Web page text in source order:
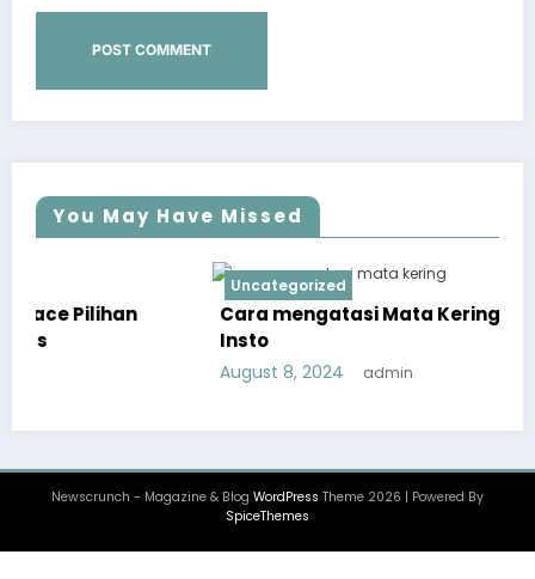
You May Have Missed
Cara mengatasi Mata Kering Menggunakan
admin
Newscrunch - Magazine & Blog WordPress Theme 2026 | Powered By
SpiceThemes